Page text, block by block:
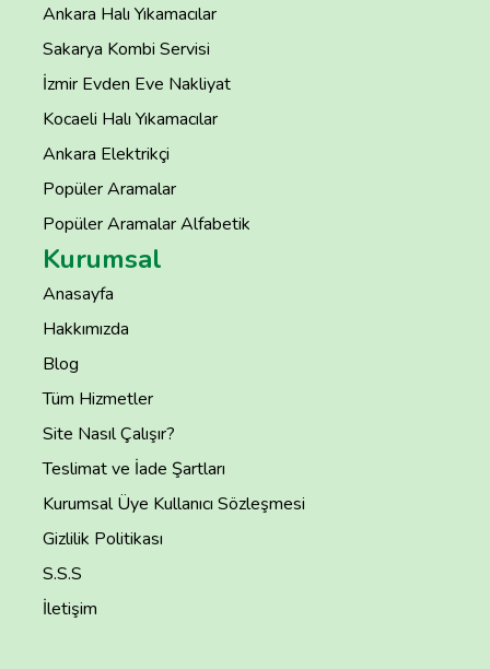
Ankara Halı Yıkamacılar
Sakarya Kombi Servisi
İzmir Evden Eve Nakliyat
Kocaeli Halı Yıkamacılar
Ankara Elektrikçi
Popüler Aramalar
Popüler Aramalar Alfabetik
Kurumsal
Anasayfa
Hakkımızda
Blog
Tüm Hizmetler
Site Nasıl Çalışır?
Teslimat ve İade Şartları
Kurumsal Üye Kullanıcı Sözleşmesi
Gizlilik Politikası
S.S.S
İletişim